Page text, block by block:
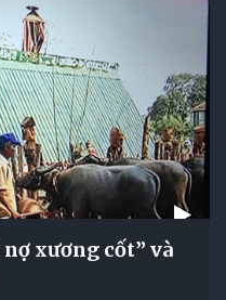
xương cốt” và